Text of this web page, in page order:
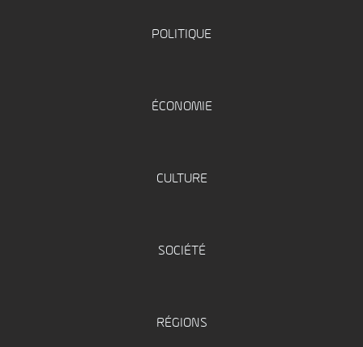
POLITIQUE
ÉCONOMIE
CULTURE
SOCIÉTÉ
RÉGIONS